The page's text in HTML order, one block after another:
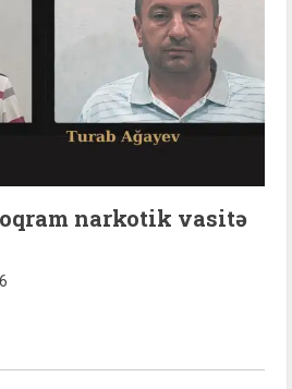
narkotik vasitə